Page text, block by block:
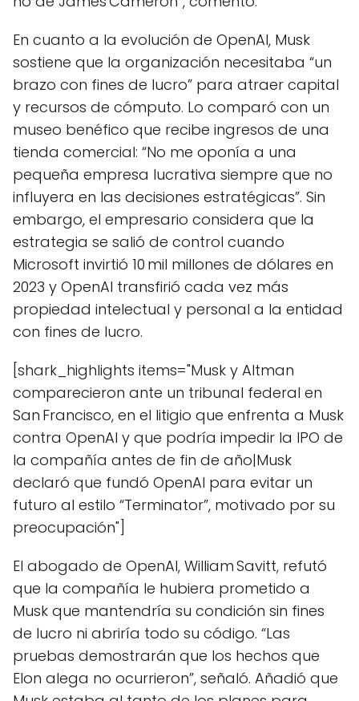
En cuanto a la evolución de OpenAI, Musk
sostiene que la organización necesitaba “un
brazo con fines de lucro” para atraer capital
y recursos de cómputo. Lo comparó con un
museo benéfico que recibe ingresos de una
tienda comercial: “No me oponía a una
pequeña empresa lucrativa siempre que no
influyera en las decisiones estratégicas”. Sin
embargo, el empresario considera que la
estrategia se salió de control cuando
Microsoft invirtió 10 mil millones de dólares en
2023 y OpenAI transfirió cada vez más
propiedad intelectual y personal a la entidad
con fines de lucro.
[shark_highlights items="Musk y Altman
comparecieron ante un tribunal federal en
San Francisco, en el litigio que enfrenta a Musk
contra OpenAI y que podría impedir la IPO de
la compañía antes de fin de año|Musk
declaró que fundó OpenAI para evitar un
futuro al estilo “Terminator”, motivado por su
preocupación"]
El abogado de OpenAI, William Savitt, refutó
que la compañía le hubiera prometido a
Musk que mantendría su condición sin fines
de lucro ni abriría todo su código. “Las
pruebas demostrarán que los hechos que
Elon alega no ocurrieron”, señaló. Añadió que